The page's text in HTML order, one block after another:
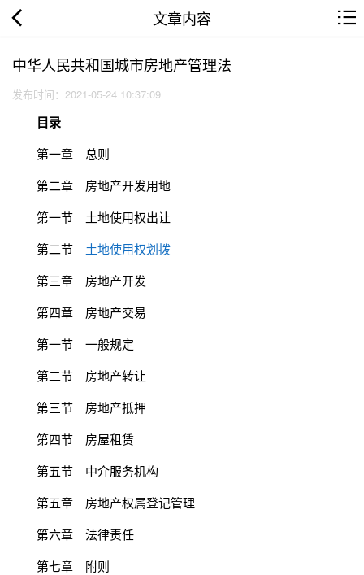
文章内容
中华人民共和国城市房地产管理法
发布时间：2021-05-24 10:37:09
目录
第一章 总则
第二章 房地产开发用地
第一节 土地使用权出让
第二节 土地使用权划拨
第三章 房地产开发
第四章 房地产交易
第一节 一般规定
第二节 房地产转让
第三节 房地产抵押
第四节 房屋租赁
第五节 中介服务机构
第五章 房地产权属登记管理
第六章 法律责任
第七章 附则